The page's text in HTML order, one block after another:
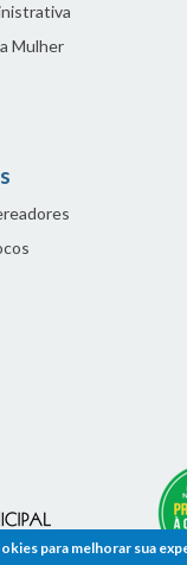
Mulher
para melhorar sua